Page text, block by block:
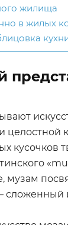
жилища
в жилых
целостной
кусочков
музам
сложенный